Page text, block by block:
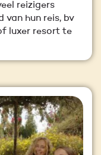
reizigers
van hun reis, bv
luxer resort te